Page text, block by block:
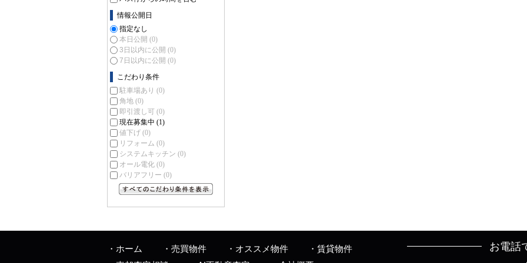
情報公開日
指定なし
本日公開 (0)
3日以内に公開 (0)
7日以内に公開 (0)
こだわり条件
駐車場あり (0)
角地 (0)
即引渡し可 (0)
現在募集中 (1)
値下げ (0)
リフォーム (0)
システムキッチン (0)
オール電化 (0)
バリアフリー (0)
ホーム 売買物件 オススメ物件
賃貸物件
お電話